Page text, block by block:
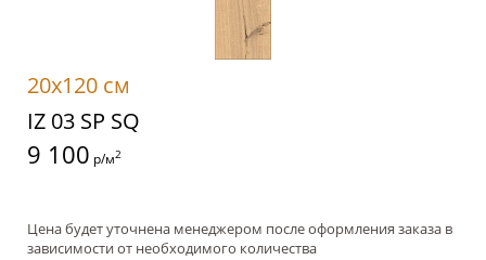
20x120 см
IZ 03 SP SQ
9 100 р/м2
Цена будет уточнена менеджером после оформления заказа в
зависимости от необходимого количества